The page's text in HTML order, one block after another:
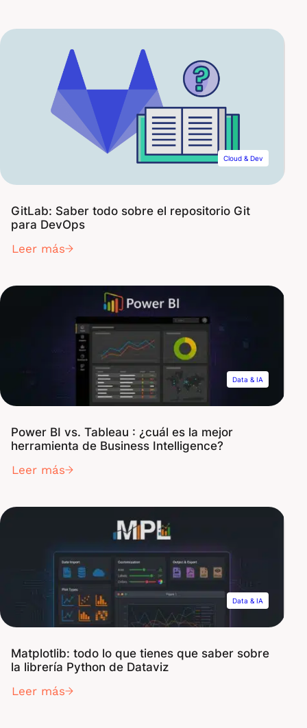
Cloud & Dev
GitLab: Saber todo sobre el repositorio Git
para DevOps
Leer más
Data & IA
Power BI vs. Tableau : ¿cuál es la mejor
herramienta de Business Intelligence?
Leer más
Data & IA
Matplotlib: todo lo que tienes que saber sobre
la librería Python de Dataviz
Leer más